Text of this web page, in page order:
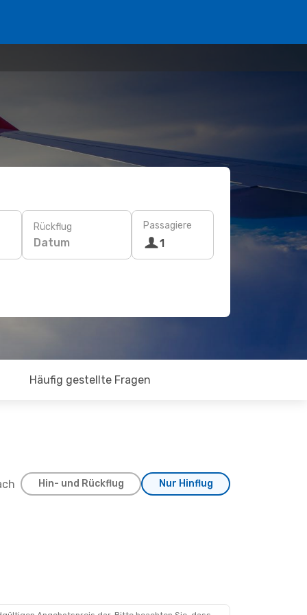
Rückflug
Datum
Passagiere
1
Häufig gestellte Fragen
Hin- und Rückflug Nur Hinflug